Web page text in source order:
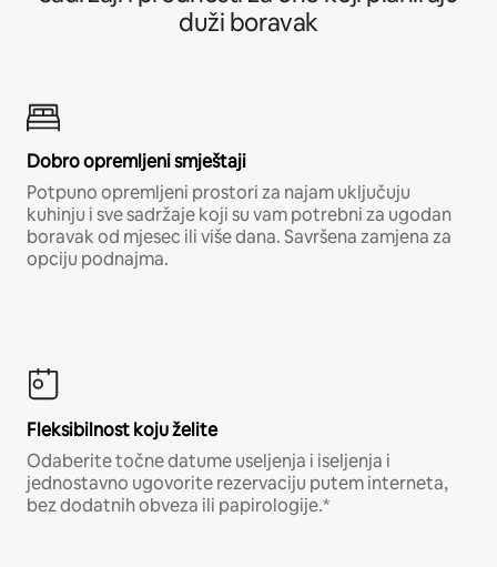
duži boravak
Dobro opremljeni smještaji
Potpuno opremljeni prostori za najam uključuju
kuhinju i sve sadržaje koji su vam potrebni za ugodan
boravak od mjesec ili više dana. Savršena zamjena za
opciju podnajma.
Fleksibilnost koju želite
Odaberite točne datume useljenja i iseljenja i
jednostavno ugovorite rezervaciju putem interneta,
bez dodatnih obveza ili papirologije.*